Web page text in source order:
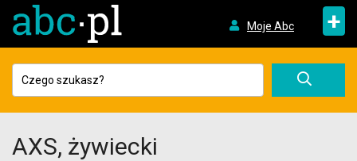
Moje Abc +
AXS, żywiecki